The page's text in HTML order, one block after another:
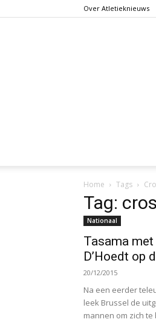
Over Atletieknieuws
Home Tags
Tag:
Nationaal
Tasama
D’Hoedt op
20/12/2015
Na een eerder
leek Brussel de
mannen om zich